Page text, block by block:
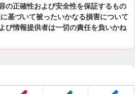
の正確性および安全性を保証するもの
基づいて被ったいかなる損害について
び情報提供者は一切の責任を負いかね